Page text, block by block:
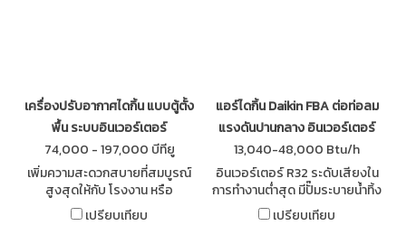
เครื่องปรับอากาศไดกิ้น แบบตู้ตั้ง
พื้น ระบบอินเวอร์เตอร์
74,000 - 197,000 บีทียู
เพิ่มความสะดวกสบายที่สมบูรณ์
สูงสุดให้กับ โรงงาน หรือ
สำนักงาน ด้วยชุดเครื่องปรับอา
กาศไดกิ้น แบบตู้ตั้ง ระบบอินเวอร์
เปรียบเทียบ
แอร์ไดกิ้น Daikin FBA ต่อท่อลม
แรงดันปานกลาง อินเวอร์เตอร์
13,040-48,000 Btu/h
อินเวอร์เตอร์ R32 ระดับเสียงใน
การทำงานต่ำสุด มีปั๊มระบายนํ้าทิ้ง
ติดตั้งมาจากโรงงาน แผงระบาย
ความร้อนแบบใหม่ ทนทาน ขนาด
เปรียบเทียบ